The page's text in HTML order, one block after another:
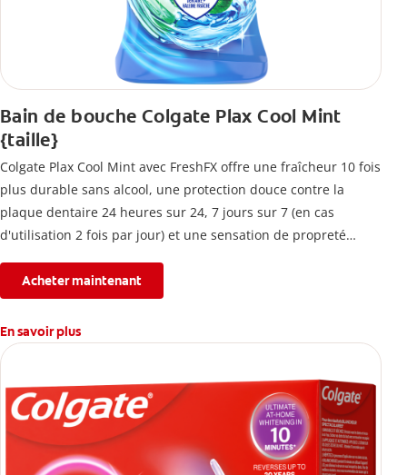
Bain de bouche Colgate Plax Cool Mint
{taille}
Colgate Plax Cool Mint avec FreshFX offre une fraîcheur 10 fois
plus durable sans alcool, une protection douce contre la
plaque dentaire 24 heures sur 24, 7 jours sur 7 (en cas
d'utilisation 2 fois par jour) et une sensation de propreté
Acheter maintenant
En savoir plus